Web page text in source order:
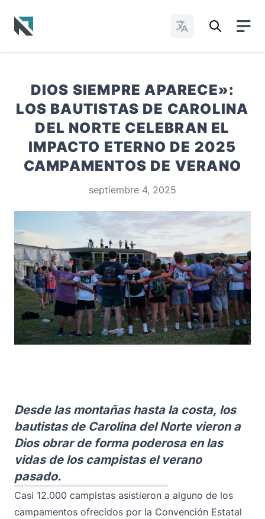
Cambiar idioma
DIOS SIEMPRE APARECE»:
LOS BAUTISTAS DE CAROLINA
DEL NORTE CELEBRAN EL
IMPACTO ETERNO DE 2025
CAMPAMENTOS DE VERANO
septiembre 4, 2025
Desde las montañas hasta la costa, los
bautistas de Carolina del Norte vieron a
Dios obrar de forma poderosa en las
vidas de los campistas el verano
pasado.
Casi 12.000 campistas asistieron a alguno de los
campamentos ofrecidos por la Convención Estatal